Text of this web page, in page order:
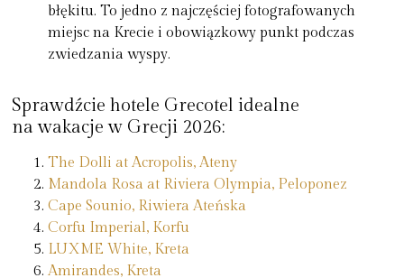
błękitu. To jedno z najczęściej fotografowanych
miejsc na Krecie i obowiązkowy punkt podczas
zwiedzania wyspy.
Sprawdźcie hotele Grecotel idealne
na wakacje w Grecji 2026:
The Dolli at Acropolis, Ateny
Mandola Rosa at Riviera Olympia, Peloponez
Cape Sounio, Riwiera Ateńska
Corfu Imperial, Korfu
LUXME White, Kreta
Amirandes, Kreta